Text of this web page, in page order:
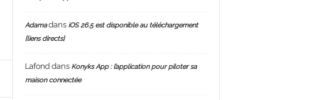
Adamadans iOS 26.5 est disponible au téléchargement
[liens directs]
Lafond dans Konyks App : l’application pour piloter sa
maison connectée